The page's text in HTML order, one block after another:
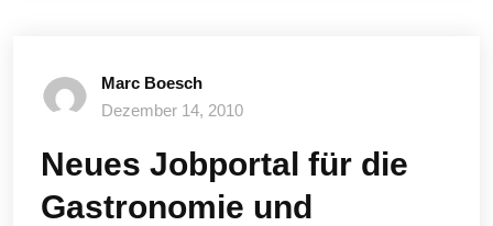
Marc Boesch
Dezember 14, 2010
Neues Jobportal für die
Gastronomie und